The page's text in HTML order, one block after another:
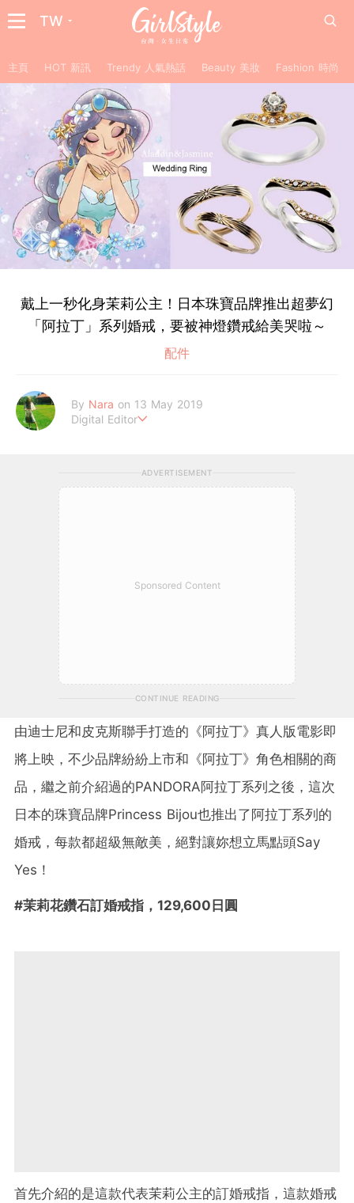
TW
主頁 HOT 新訊 Trendy 人氣熱話 Beauty 美妝 Fashion 時尚
戴上一秒化身茉莉公主！日本珠寶品牌推出超夢幻
「阿拉丁」系列婚戒，要被神燈鑽戒給美哭啦～
配件
By Nara on 13 May 2019
Digital Editor
ADVERTISEMENT
Sponsored Content
CONTINUE READING
由迪士尼和皮克斯聯手打造的《阿拉丁》真人版電影即
將上映，不少品牌紛紛上市和《阿拉丁》角色相關的商
品，繼之前介紹過的PANDORA阿拉丁系列之後，這次
日本的珠寶品牌Princess Bijou也推出了阿拉丁系列的
婚戒，每款都超級無敵美，絕對讓妳想立馬點頭Say
Yes！
#茉莉花鑽石訂婚戒指，129,600日圓
首先介紹的是這款代表茉莉公主的訂婚戒指，這款婚戒